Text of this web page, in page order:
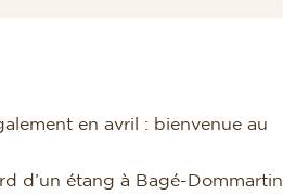
en avril : bienvenue au
d’un étang à Bagé-Dommartin